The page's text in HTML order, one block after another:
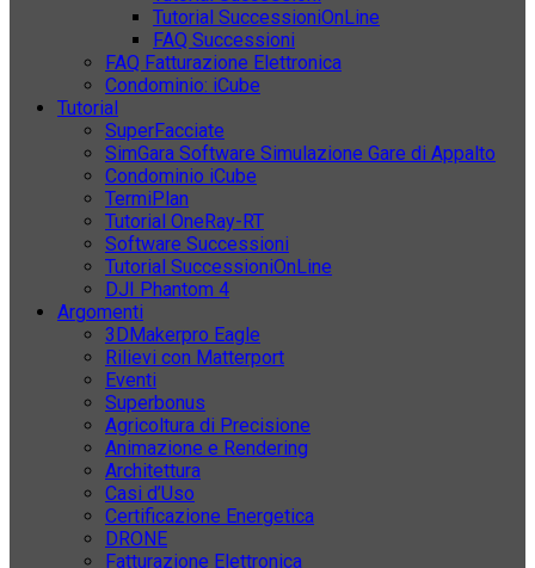
Tutorial SuccessioniOnLine
FAQ Successioni
FAQ Fatturazione Elettronica
Condominio: iCube
Tutorial
SuperFacciate
SimGara Software Simulazione Gare di Appalto
Condominio iCube
TermiPlan
Tutorial OneRay-RT
Software Successioni
Tutorial SuccessioniOnLine
DJI Phantom 4
Argomenti
3DMakerpro Eagle
Rilievi con Matterport
Eventi
Superbonus
Agricoltura di Precisione
Animazione e Rendering
Architettura
Casi d’Uso
Certificazione Energetica
DRONE
Fatturazione Elettronica